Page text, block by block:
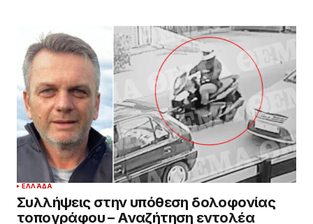
ΕΛΛΆΔΑ
Συλλήψεις στην υπόθεση δολοφονίας
τοπογράφου – Αναζήτηση εντολέα